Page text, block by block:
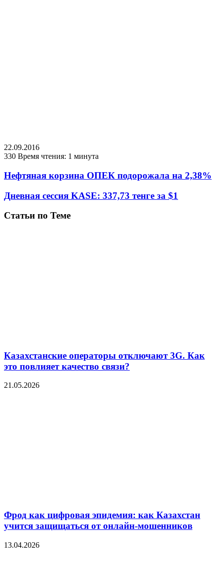
22.09.2016
330 Время чтения: 1 минута
Нефтяная корзина ОПЕК подорожала на 2,38%
Дневная сессия KASE: 337,73 тенге за $1
Статьи по Теме
Казахстанские операторы отключают 3G. Как
это повлияет качество связи?
21.05.2026
Фрод как цифровая эпидемия: как Казахстан
учится защищаться от онлайн-мошенников
13.04.2026